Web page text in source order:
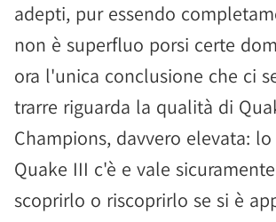
adepti, pur essendo
non è superfluo porsi certe
ora l'unica conclusione che ci
trarre riguarda la qualità di
Champions, davvero elevata:
Quake III c'è e vale
scoprirlo o riscoprirlo se si è